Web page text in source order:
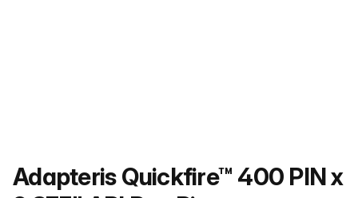
Produkta nosaukums
Adapteris Quickfire™ 400 PIN x